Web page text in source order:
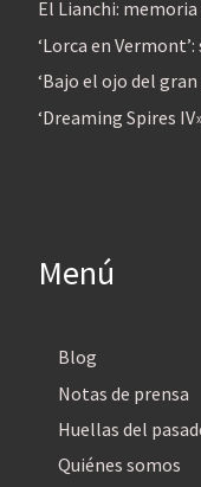
El Lianchi:
‘Lorca en
‘Bajo el ojo del
‘Dreaming Spires
Menú
Blog
Notas de prensa
Huellas del
Quiénes somos